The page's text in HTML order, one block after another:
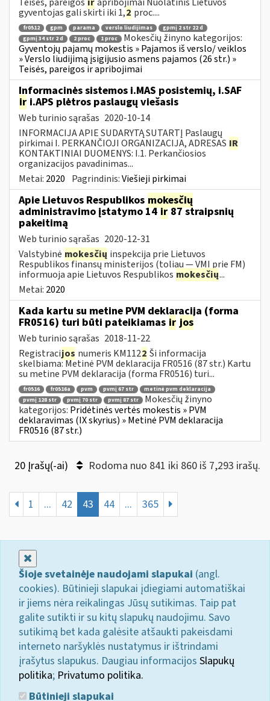
gyventojas gali skirti iki 1,2 proc....
fr0512 gpm parama verslo liudijimas
gpmį 2 str 22 d
gpmį 34 str 2 d
2 proc 1 proc
Mokesčių žinyno kategorijos:
Gyventojų pajamų mokestis » Pajamos iš verslo/ veiklos
» Verslo liudijimą įsigijusio asmens pajamos (26 str.) »
Teisės, pareigos ir apribojimai
Informacinės sistemos i.MAS posistemių, i.SAF
ir i.APS plėtros paslaugų viešasis
Web turinio sąrašas 2020-10-14
INFORMACIJA APIE SUDARYTĄ SUTARTĮ Paslaugų
pirkimai I. PERKANČIOJI ORGANIZACIJA, ADRESAS IR
KONTAKTINIAI DUOMENYS: I.1. Perkančiosios
organizacijos pavadinimas...
Metai: 2020 Pagrindinis:Viešieji pirkimai
Apie Lietuvos Respublikos mokesčių
administravimo įstatymo 14ir87 straipsnių
pakeitimą
Web turinio sąrašas 2020-12-31
Valstybinė mokesčių inspekcija prie Lietuvos
Respublikos finansų ministerijos (toliau — VMI prie FM)
informuoja apie Lietuvos Respublikos mokesčių...
Metai: 2020
Kada kartu su metine PVM deklaracija (forma
FR0516) turi būti pateikiamas ir jos
Web turinio sąrašas 2018-11-22
Registracijos numeris KM1122 Ši informacija
skelbiama: Metinė PVM deklaracija FR0516 (87 str.) Kartu
su metine PVM deklaracija (forma FR0516) turi...
fr0516 fr0516a pvm pvmį 67 str
metinė pvm deklaracija
pvmį 128 str
pvmį 70 str pvmį 87 str
Mokesčių žinyno
kategorijos: Pridėtinės vertės mokestis » PVM
deklaravimas (IX skyrius) » Metinė PVM deklaracija
FR0516 (87 str.)
20 Įrašų(-ai) Rodoma nuo 841 iki 860 iš 7,293 irašų.
1 ... 42 43 44 ... 365
Šioje svetainėje naudojami slapukai (angl.
cookies). Būtinieji slapukai įdiegiami automatiškai
ir jiems nėra reikalingas Jūsų sutikimas. Taip pat
galite sutikti ir su kitų slapukų naudojimu. Savo
sutikimą bet kada galėsite atšaukti pakeisdami
interneto naršyklės nustatymus ir ištrindami
įrašytus slapukus. Daugiau informacijos Slapukų
politika; Privatumo politika.
Būtinieji slapukai